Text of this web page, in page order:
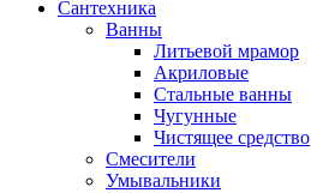
Сантехника
Ванны
Литьевой мрамор
Акриловые
Стальные ванны
Чугунные
Чистящее средство
Смесители
Умывальники